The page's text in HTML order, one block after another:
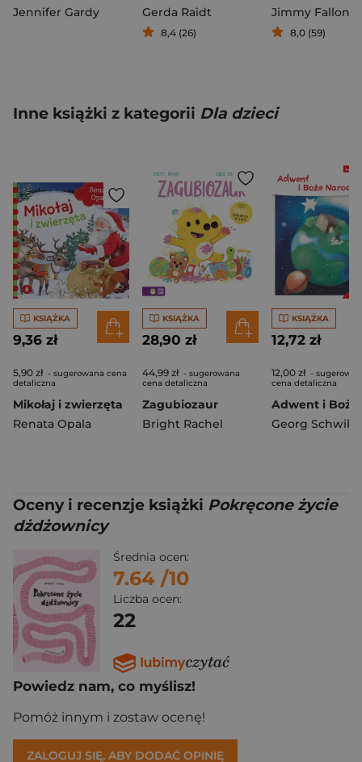
Jennifer Gardy Gerda Raidt
8,4 (26)
Jimmy Fallon
8,0 (59)
Inne książki z kategorii Dla dzieci
KSIĄŻKA
9,36 zł
5,90 zł - sugerowana cena
detaliczna
Mikołaj i zwierzęta
Renata Opala
KSIĄŻKA
28,90 zł
44,99 zł - sugerowana
cena detaliczna
Zagubiozaur
Bright Rachel
KSIĄŻKA
12,72 zł
12,00 zł -
cena detaliczna
Georg
Oceny i recenzje książki Pokręcone życie
dżdżownicy
Średnia ocen:
7.64 /10
Liczba ocen:
22
Powiedz nam, co myślisz!
Pomóż innym i zostaw ocenę!
ZALOGUJ SIĘ, ABY DODAĆ OPINIĘ